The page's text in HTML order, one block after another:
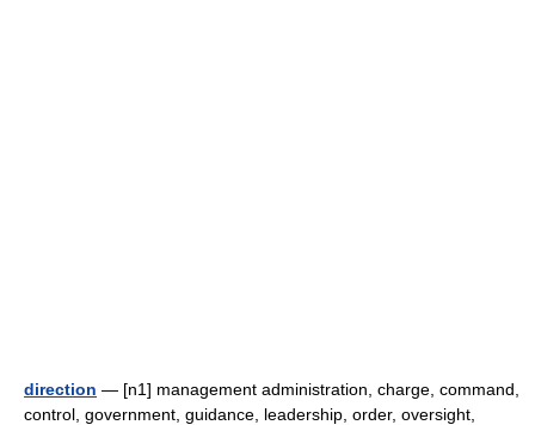
direction — [n1] management administration, charge, command,
control, government, guidance, leadership, order, oversight,